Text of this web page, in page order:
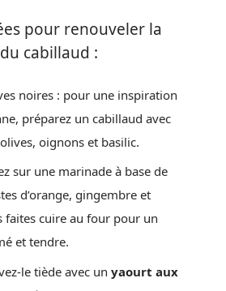
pour renouveler la
cabillaud :
noires : pour une inspiration
préparez un cabillaud avec
oignons et basilic.
sur une marinade à base de
d’orange, gingembre et
faites cuire au four pour un
et tendre.
le tiède avec un yaourt aux